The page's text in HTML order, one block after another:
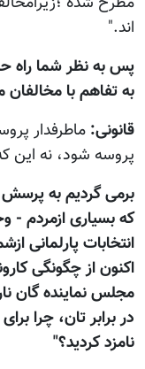
اند."
پس به نظر شما راه
به تفاهم با
قانونی: ماطرفدار
پروسه شود، نه این
برمی گردیم به
که بسیاری ازمردم -
انتخابات پارلمانی
اکنون از چگونگی
مجلس نماینده گان
در برابر تان، چرا
نامزد کردید؟"